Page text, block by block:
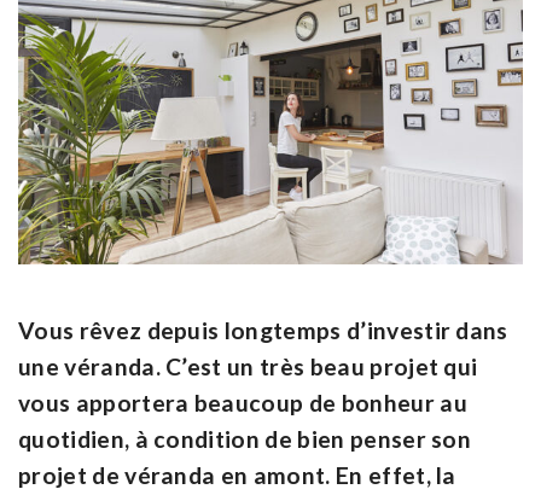
Vous rêvez depuis longtemps d’investir dans
une véranda. C’est un très beau projet qui
vous apportera beaucoup de bonheur au
quotidien, à condition de bien penser son
projet de véranda en amont. En effet, la